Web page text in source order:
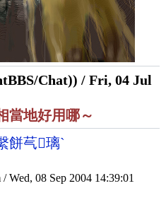
Chat)) / Fri, 04 Jul
當地好用哪～
餅芞璃ˋ
Wed, 08 Sep 2004 14:39:01